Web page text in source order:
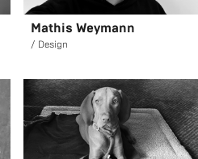
Ma­this Wey­mann
De­sign